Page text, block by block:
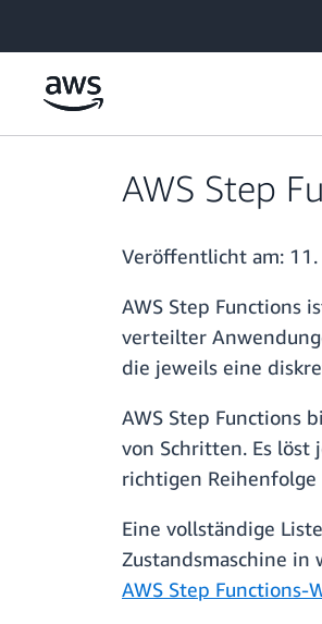
AWS Step
Veröffentlicht am:
AWS Step Functions
verteilter
die jeweils eine
AWS Step Functions
von Schritten. Es löst
richtigen
Eine vollständige
Zustandsmaschine
AWS Step Functions-